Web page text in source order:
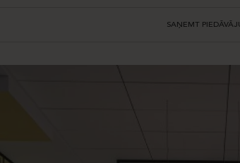
SAŅEMT